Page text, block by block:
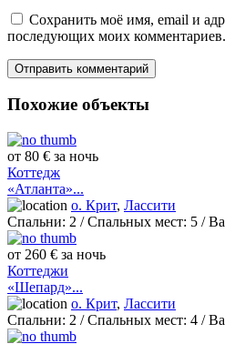
Сохранить моё имя, email и
последующих моих комментариев.
Похожие объекты
от 80 € за ночь
Коттедж
«Атланта»...
о. Крит, Лассити
Спальни: 2 / Спальных мест: 5 /
от 260 € за ночь
Коттеджи
«Шепард»...
о. Крит, Лассити
Спальни: 2 / Спальных мест: 4 /